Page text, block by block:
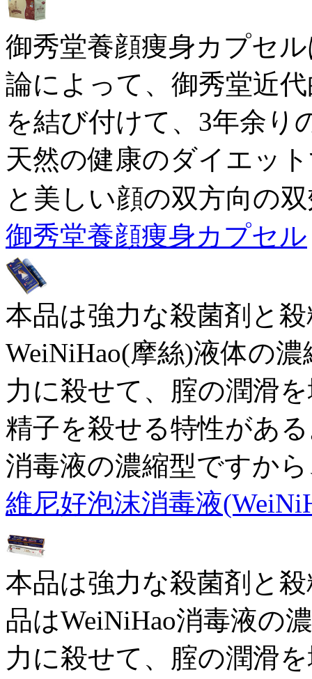
御秀堂養顔痩身カプセ
論によって、御秀堂近
を結び付けて、3年余り
天然の健康のダイエッ
と美しい顔の双方向の
御秀堂養顔痩身カプセル
本品は強力な殺菌剤と
WeiNiHao(摩絲)液体の
力に殺せて、腟の潤滑
精子を殺せる特性があ
消毒液の濃縮型ですか
維尼好泡沫消毒液
本品は強力な殺菌剤と
品はWeiNiHao消毒液の
力に殺せて、腟の潤滑